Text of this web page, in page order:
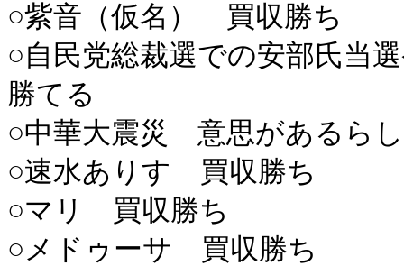
○紫音（仮名） 買収勝ち
○自民党総裁選での安部氏当
勝てる
○中華大震災 意思があるら
○速水ありす 買収勝ち
○マリ 買収勝ち
○メドゥーサ 買収勝ち